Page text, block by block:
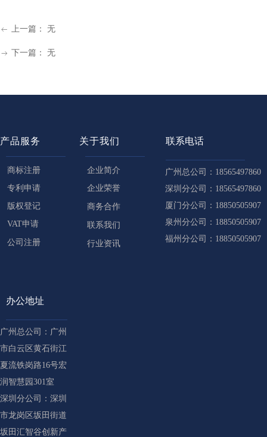
ꂃ 上一篇： 无
ꁹ 下一篇： 无
产品服务
商标注册
专利申请
版权登记
VAT申请
公司注册
关于我们
企业简介
企业荣誉
商务合作
联系我们
行业资讯
联系电话
广州总公司：18565497860
深圳分公司：18565497860
厦门分公司：18850505907
泉州分公司：18850505907
福州分公司：18850505907
办公地址
广州总公司：广州
市白云区黄石街江
夏流铁岗路16号宏
润智慧园301室
深圳分公司：深圳
市龙岗区坂田街道
坂田汇智谷创新产